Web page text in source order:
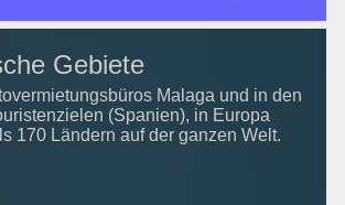
Gebiete
Malaga und in den
(Spanien), in Europa
170 Ländern auf der ganzen Welt.